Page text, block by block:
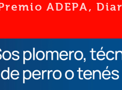
ADEPA,